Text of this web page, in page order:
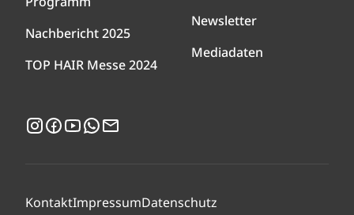
Nachbericht 2025
TOP HAIR Messe 2024
Newsletter
Mediadaten
Instagram
Facebook
YouTubeWhatsApp
KontaktImpressumDatenschutz